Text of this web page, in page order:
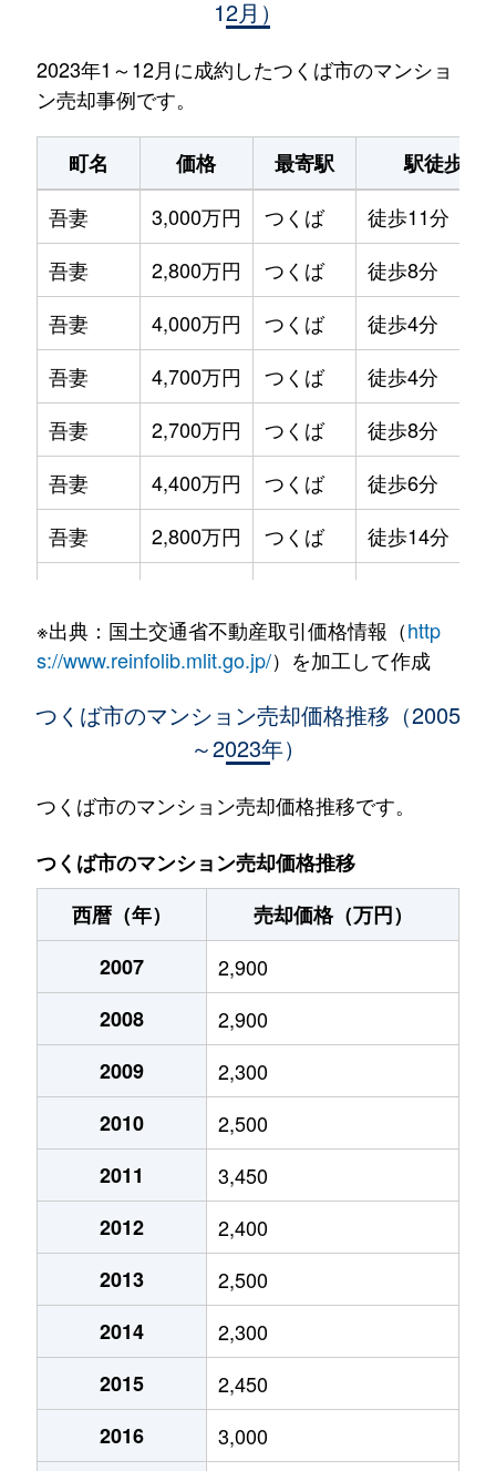
12月）
2023年1～12月に成約したつくば市のマンショ
ン売却事例です。
町名 価格 最寄駅
駅徒歩
吾妻
3,000万円 つくば
徒歩11分
吾妻
2,800万円 つくば
徒歩8分
吾妻
4,000万円 つくば
徒歩4分
吾妻
4,700万円 つくば
徒歩4分
吾妻
2,700万円 つくば
徒歩8分
吾妻
4,400万円 つくば
徒歩6分
吾妻
2,800万円 つくば
徒歩14分
春日
3,000万円 つくば
徒歩15分
3,600万円 研究学園
研究学園
4,100万円 研究学園
徒歩2分
研究学園
3,300万円 研究学園
研究学園
4,800万円 研究学園
徒歩2分
研究学園
3,200万円 研究学園
3,900万円 つくば
3,500万円 つくば
5,000万円 つくば
3,500万円 つくば
5,700万円 つくば
4,000万円 つくば
3,700万円 つくば
3,600万円 つくば
3,500万円 つくば
※出典：国土交通省不動産取引価格情報（http
s://www.reinfolib.mlit.go.jp/）を加工して作成
つくば市のマンション売却価格推移（2005
～2023年）
つくば市のマンション売却価格推移です。
つくば市のマンション売却価格推移
西暦（年）
売却価格（万円）
2007
2,900
2008
2,900
2009
2,300
2010
2,500
2011
3,450
2012
2,400
2013
2,500
2014
2,300
2015
2,450
2016
3,000